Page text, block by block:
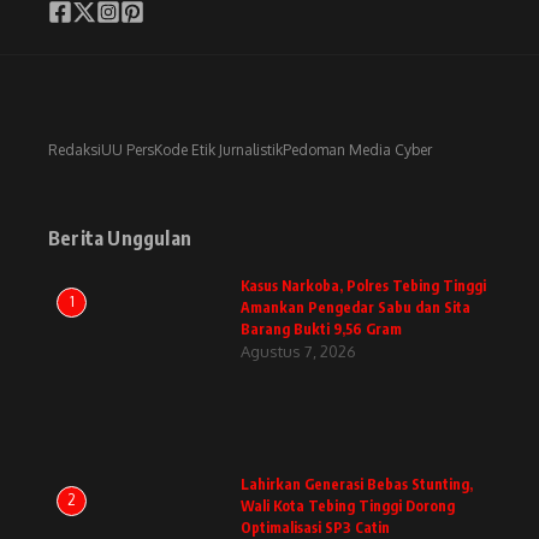
RedaksiUU PersKode Etik JurnalistikPedoman Media Cyber
Berita Unggulan
1
Kasus Narkoba, Polres Tebing Tinggi
Amankan Pengedar Sabu dan Sita
Barang Bukti 9,56 Gram
Agustus 7, 2026
2
Lahirkan Generasi Bebas Stunting,
Wali Kota Tebing Tinggi Dorong
Optimalisasi SP3 Catin